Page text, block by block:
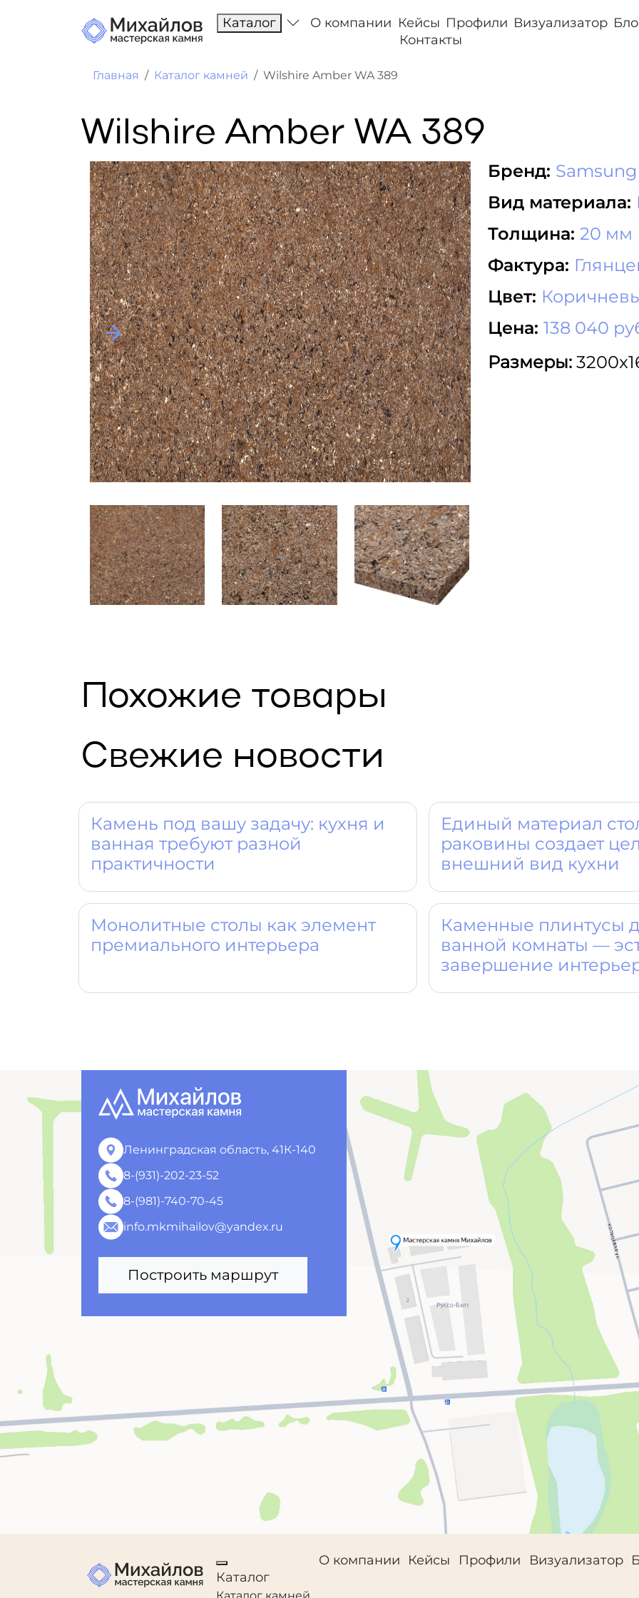
Каталог О компании Кейсы Профили Визуализатор
Контакты
Главная Каталог камней Wilshire Amber WA 389
Wilshire Amber WA 389
Бренд:
Вид материала:
Толщина: 20 мм
Фактура:
Цвет:
Цена: 138 040
Размеры:
Похожие товары
Свежие новости
Камень под вашу задачу: кухня и
ванная требуют разной
практичности
Единый материал
раковины создает
внешний вид кухни
Монолитные столы как элемент
премиального интерьера
Каменные плинтусы
ванной комнаты —
завершение
Ленинградская область, 41К-140
8-(931)-202-23-52
8-(981)-740-70-45
info.mkmihailov@yandex.ru
Построить маршрут
Каталог
О компании Кейсы Профили Визуализатор